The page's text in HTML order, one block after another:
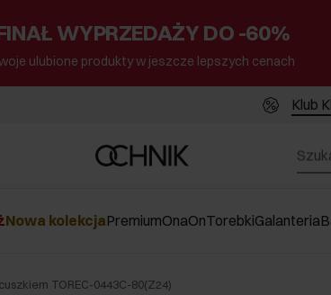
WYPRZEDAŻY DO -60%
ulubione produkty w jeszcze lepszych cenach
Klub
Nowa kolekcjaPremiumOnaOnTorebkiGalanteria
TOREC-0443C-80(Z24)